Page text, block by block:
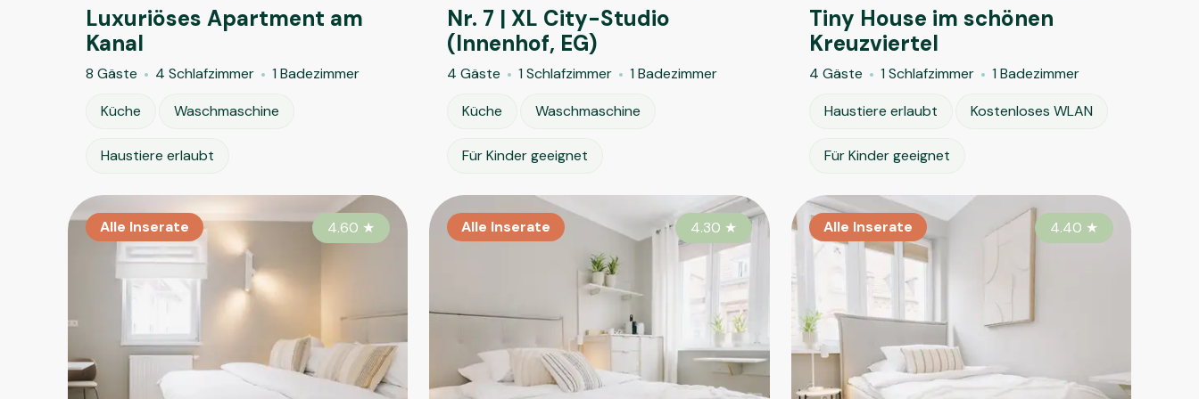
Luxuriöses Apartment am
Kanal
8 Gäste 4 Schlafzimmer
1 Badezimmer
Küche
Waschmaschine
Haustiere erlaubt
Nr. 7 | XL City-Studio
(Innenhof, EG)
4 Gäste 1 Schlafzimmer
1 Badezimmer
Küche
Waschmaschine
Für Kinder geeignet
Tiny House im schönen
Kreuzviertel
4 Gäste 1 Schlafzimmer
1 Badezimmer
Haustiere erlaubt
Kostenloses WLAN
Für Kinder geeignet
Alle Inserate 4.60 ★ Alle Inserate 4.60★ Alle Inserate 4.60 ★ Alle
Alle Inserate 4.30 ★ Alle Inserate 4.30★
Alle Inserate 4.40 ★